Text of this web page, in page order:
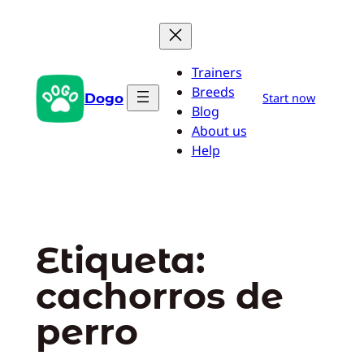
Dogo
Trainers
Breeds
Blog
About us
Help
Start now
Etiqueta:
cachorros de
perro